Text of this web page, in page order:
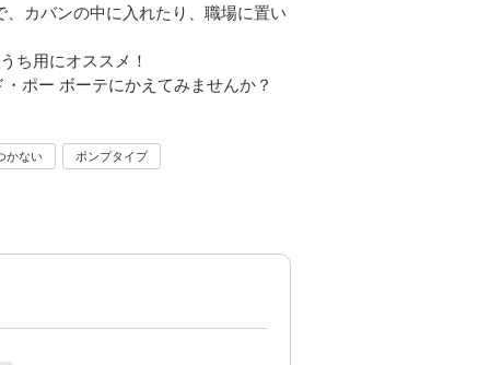
カバンの中に入れたり、職場に置い
ち用にオススメ！
ポー ボーテにかえてみませんか？
かない ポンプタイプ